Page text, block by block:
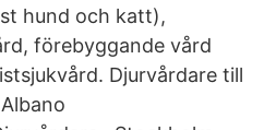
hund och katt),
förebyggande vård
Djurvårdare till